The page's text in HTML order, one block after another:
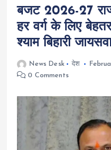
बजट 2026-27
हर वर्ग के लिए
श्याम बिहारी
News Desk देश
0 Comments